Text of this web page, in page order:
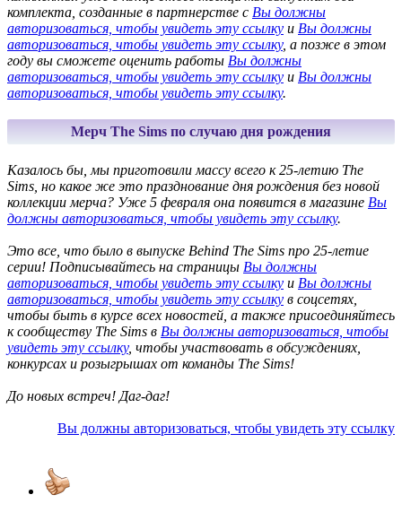
комплекта, созданные в партнерстве с Вы должны
авторизоваться, чтобы увидеть эту ссылку и Вы должны
авторизоваться, чтобы увидеть эту ссылку, а позже в этом
году вы сможете оценить работы Вы должны
авторизоваться, чтобы увидеть эту ссылку и Вы должны
авторизоваться, чтобы увидеть эту ссылку.
Мерч The Sims по случаю дня рождения
Казалось бы, мы приготовили массу всего к 25-летию The
Sims, но какое же это празднование дня рождения без новой
коллекции мерча? Уже 5 февраля она появится в магазине Вы
должны авторизоваться, чтобы увидеть эту ссылку.
Это все, что было в выпуске Behind The Sims про 25-летие
серии! Подписывайтесь на страницы Вы должны
авторизоваться, чтобы увидеть эту ссылку и Вы должны
авторизоваться, чтобы увидеть эту ссылку в соцсетях,
чтобы быть в курсе всех новостей, а также присоединяйтесь
к сообществу The Sims в Вы должны авторизоваться, чтобы
увидеть эту ссылку, чтобы участвовать в обсуждениях,
конкурсах и розыгрышах от команды The Sims!
До новых встреч! Даг-даг!
Вы должны авторизоваться, чтобы увидеть эту ссылку